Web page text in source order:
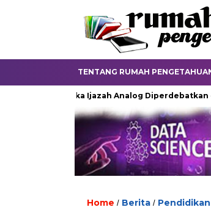
TENTANG RUMAH
Ketika Ijazah Analog Diperdebatkan di Dunia
Home / Berita / Pendidikan